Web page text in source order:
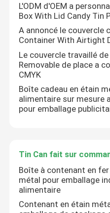
Laisser
L'ODM d'OEM a
Box With Lid Candy Tin
A annoncé le couvercle
Container With Airtight
Le couvercle travaillé
Removable de place a
CMYK
Boîte cadeau en étain
alimentaire sur mesure
pour emballage
Tin Can fait sur
Boîte à contenant en
métal pour emballage
alimentaire
Contenant en étain